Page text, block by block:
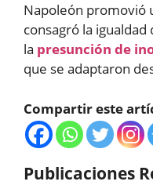
Napoleón promovió
consagró la igualdad
la presunción de
que se adaptaron
Compartir este
Publicaciones